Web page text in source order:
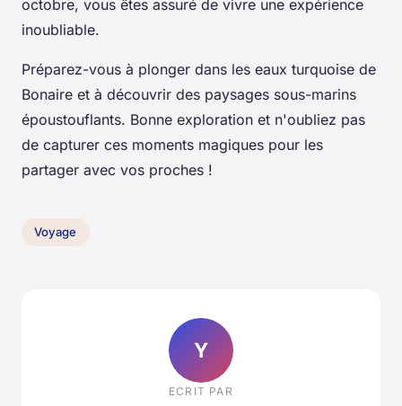
octobre, vous êtes assuré de vivre une expérience
inoubliable.
Préparez-vous à plonger dans les eaux turquoise de
Bonaire et à découvrir des paysages sous-marins
époustouflants. Bonne exploration et n'oubliez pas
de capturer ces moments magiques pour les
partager avec vos proches !
Voyage
Y
ECRIT PAR